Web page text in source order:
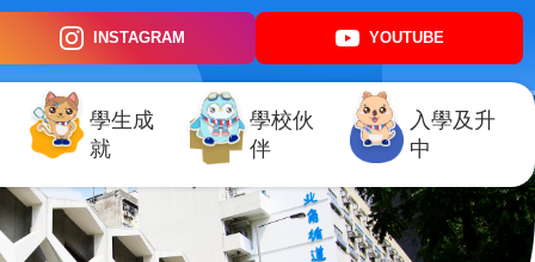
INSTAGRAM YOUTUBE
學生成
就
學校伙
伴
入學及升
中